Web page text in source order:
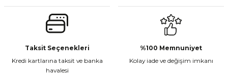
Taksit Seçenekleri
Kredi kartlarına taksit ve banka
havalesi
%100 Memnuniyet
Kolay iade ve değişim imkanı